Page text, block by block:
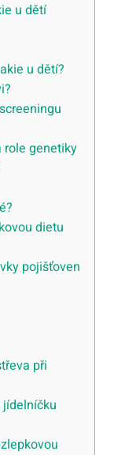
u dětí
u dětí?
role genetiky
dietu
pojišťoven
při
jídelníčku